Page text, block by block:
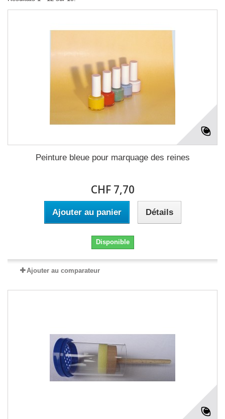
Peinture bleue pour marquage des reines
CHF 7,70
Ajouter au panier Détails
Disponible
Ajouter au comparateur